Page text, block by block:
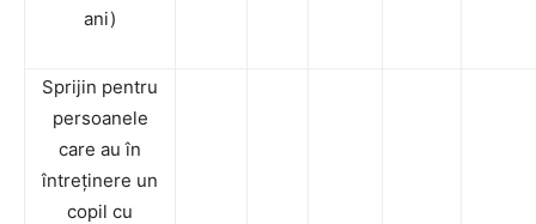
ani)
Sprijin pentru
persoanele
care au în
întreţinere un
copil cu